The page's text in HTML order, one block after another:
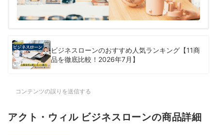
ビジネスローンのおすすめ人気ランキング【11商
品を徹底比較！2026年7月】
コンテンツの誤りを送信する
アクト・ウィル ビジネスローンの商品詳細